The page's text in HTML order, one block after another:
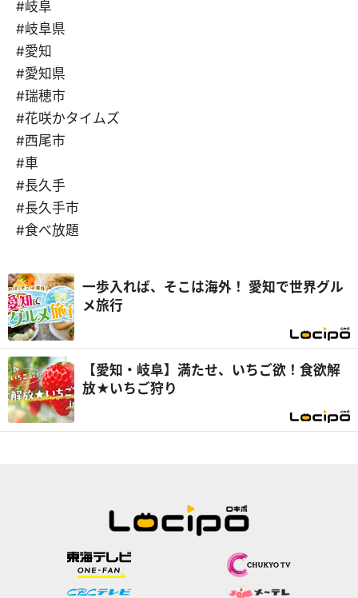
#岐阜
#岐阜県
#愛知
#愛知県
#瑞穂市
#花咲かタイムズ
#西尾市
#車
#長久手
#長久手市
#食べ放題
一歩入れば、そこは海外！ 愛知で世界グル
メ旅行
【愛知・岐阜】満たせ、いちご欲！食欲解
放★いちご狩り